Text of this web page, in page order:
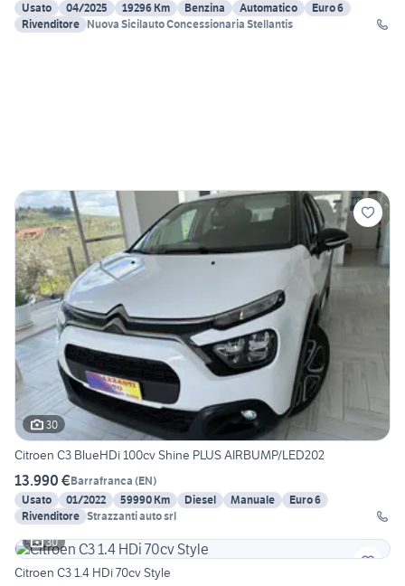
Usato
04/2025 19296 Km Benzina Automatico
Euro 6
Rivenditore Nuova Sicilauto Concessionaria Stellantis
30
Citroen C3 BlueHDi 100cv Shine PLUS AIRBUMP/LED202
13.990 €Barrafranca (EN)
Usato
01/2022 59990 Km Diesel Manuale
Euro 6
Rivenditore Strazzanti auto srl
30
Citroen C3 1.4 HDi 70cv Style